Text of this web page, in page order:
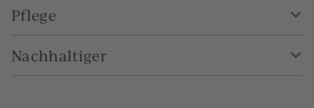
Pflege
Nachhaltiger